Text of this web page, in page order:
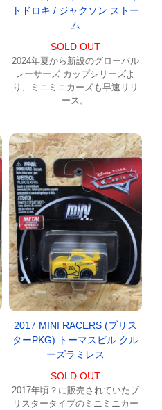
トドロキ / ジャクソン ストー
ム
SOLD OUT
2024年夏から新設のグローバル
レーサーズ カップシリーズよ
り、ミニミニカーズも早速リリ
ース。
2017 MINI RACERS (ブリス
ターPKG) トーマスビル クル
ーズラミレス
SOLD OUT
2017年頃？に販売されていたブ
リスタータイプのミニミニカー